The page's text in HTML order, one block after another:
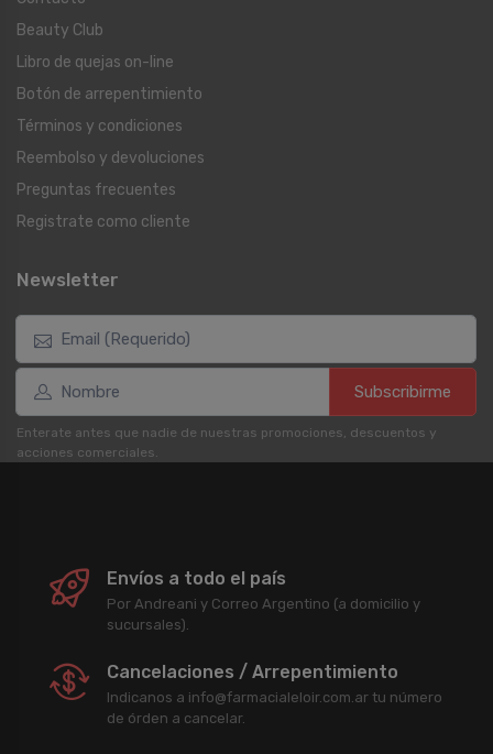
Beauty Club
Libro de quejas on-line
Botón de arrepentimiento
Términos y condiciones
Reembolso y devoluciones
Preguntas frecuentes
Registrate como cliente
Newsletter
Subscribirme
Enterate antes que nadie de nuestras promociones, descuentos y
acciones comerciales.
Envíos a todo el país
Por Andreani y Correo Argentino (a domicilio y
sucursales).
Cancelaciones / Arrepentimiento
Indicanos a info@farmacialeloir.com.ar tu número
de órden a cancelar.